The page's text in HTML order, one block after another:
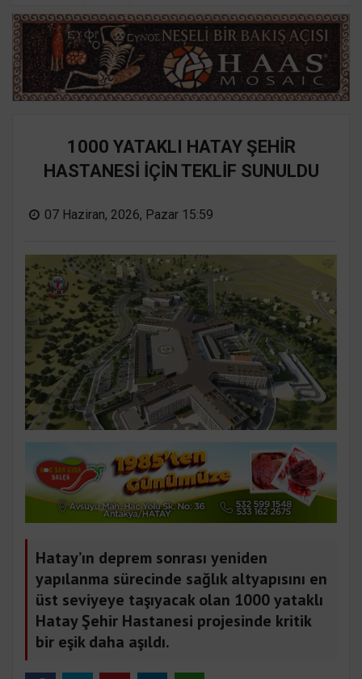
1000 YATAKLI HATAY ŞEHİR
HASTANESİ İÇİN TEKLİF SUNULDU
07 Haziran, 2026, Pazar 15:59
Hatay’ın deprem sonrası yeniden
yapılanma sürecinde sağlık altyapısını en
üst seviyeye taşıyacak olan 1000 yataklı
Hatay Şehir Hastanesi projesinde kritik
bir eşik daha aşıldı.